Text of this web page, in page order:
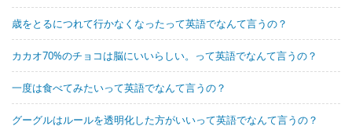
歳をとるにつれて行かなくなったって英語でなんて言うの？
カカオ70%のチョコは脳にいいらしい。って英語でなんて言うの？
一度は食べてみたいって英語でなんて言うの？
グーグルはルールを透明化した方がいいって英語でなんて言うの？